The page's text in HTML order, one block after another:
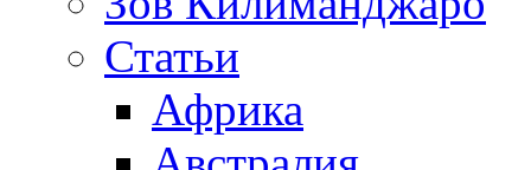
Статьи
Африка